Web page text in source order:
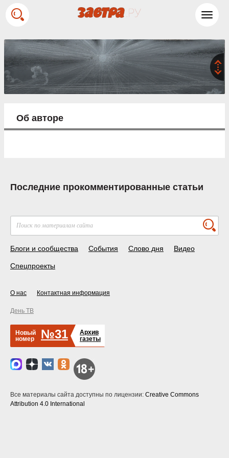
Об авторе
Последние прокомментированные статьи
Блоги и сообщества События Слово дня Видео
Спецпроекты
О нас Контактная информация
День ТВ
Новый
номер
№31
Архив
газеты
Все материалы сайта доступны по лицензии: Creative Commons
Attribution 4.0 International